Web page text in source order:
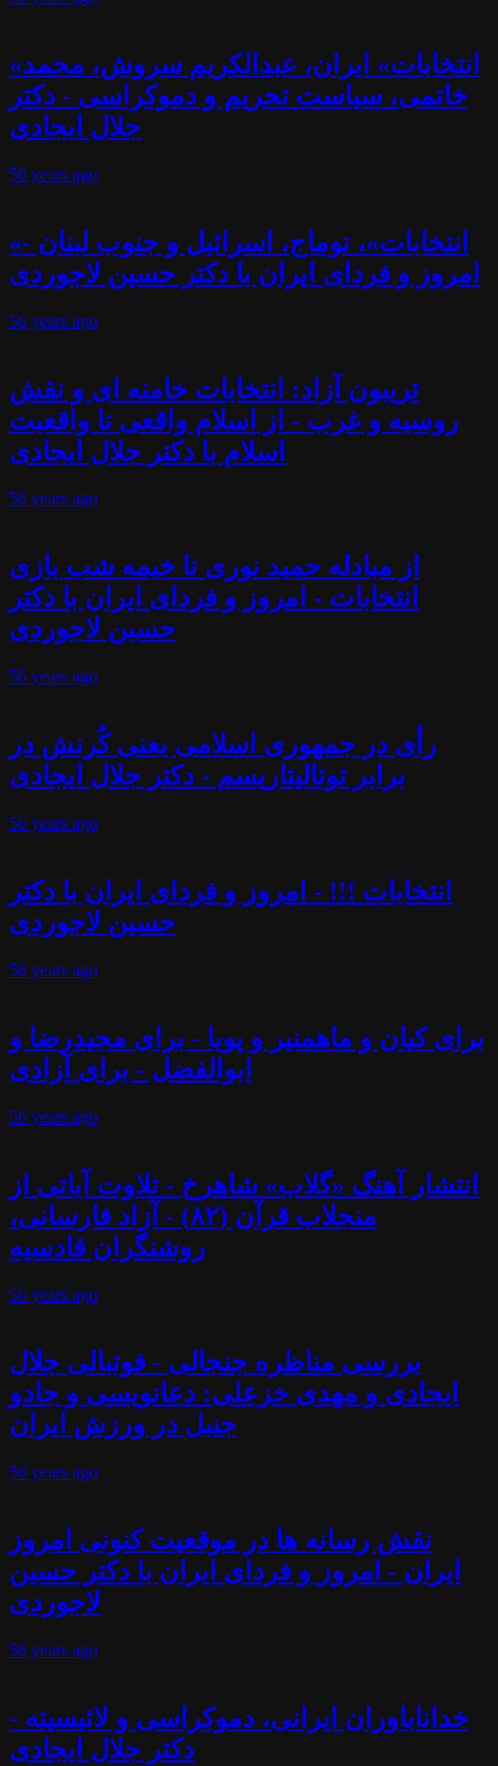
«انتخابات» ایران، عبدالکریم سروش، محمد
خاتمی، سیاست تحریم و دموکراسی - دکتر
جلال ایجادی
56 years ago
«انتخابات»، توماج، اسرائیل و جنوب لبنان -
امروز و فردای ایران با دکتر حسین لاجوردی
56 years ago
تریبون آزاد: انتخابات خامنه ای و نقش
روسیه و غرب - از اسلام واقعی تا واقعیت
اسلام با دکتر جلال ایجادی
56 years ago
از مبادله حمید نوری تا خیمه شب بازی
انتخابات - امروز و فردای ایران با دکتر
حسین لاجوردی
56 years ago
رأی در جمهوری اسلامی یعنی کُرنش در
برابر توتالیتاریسم - دکتر جلال ایجادی
56 years ago
انتخابات !!! - امروز و فردای ایران با دکتر
حسین لاجوردی
56 years ago
برای کیان و ماهمنیر و پویا - برای مجیدرضا و
ابوالفضل - برای آزادی
56 years ago
انتشار آهنگ «گلاب» شاهرخ - تلاوت آیاتی از
منجلاب قرآن (۸۲) - آزاد فارسانی،
روشنگران قادسیه
56 years ago
بررسی مناظره جنجالی - فوتبالی جلال
ایجادی و مهدی خزعلی: دعانویسی و جادو
جنبل در ورزش ایران
56 years ago
نقش رسانه ها در موقعیت کنونی امروز
ایران - امروز و فردای ایران با دکتر حسین
لاجوردی
56 years ago
خداناباوران ایرانی، دموکراسی و لائیسیته -
دکتر جلال ایجادی